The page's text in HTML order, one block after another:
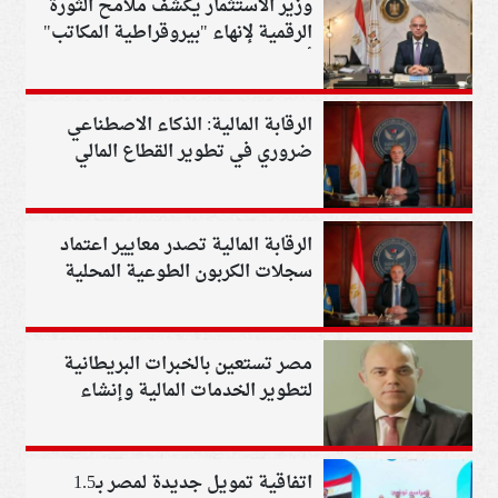
وزير الاستثمار يكشف ملامح الثورة
الرقمية لإنهاء "بيروقراطية المكاتب"
أمام المستثمرين
الرقابة المالية: الذكاء الاصطناعي
ضروري في تطوير القطاع المالي
الرقابة المالية تصدر معايير اعتماد
سجلات الكربون الطوعية المحلية
مصر تستعين بالخبرات البريطانية
لتطوير الخدمات المالية وإنشاء
اتفاقية تمويل جديدة لمصر بـ1.5